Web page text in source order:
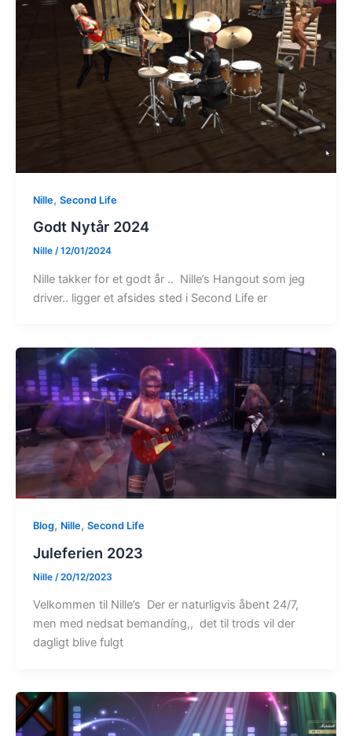
Nille, Second Life
Godt Nytår 2024
Nille /12/01/2024
Nille takker for et godt år .. Nille’s Hangout som jeg
driver.. ligger et afsides sted i Second Life er
Blog, Nille, Second Life
Juleferien 2023
Nille /20/12/2023
Velkommen til Nille’s Der er naturligvis åbent 24/7,
men med nedsat bemandíng,, det til trods vil der
dagligt blive fulgt